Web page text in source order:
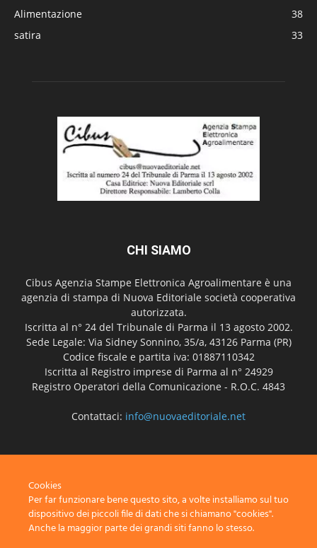
Alimentazione
38
satira
33
CHI SIAMO
Cibus Agenzia Stampe Elettronica Agroalimentare è una
agenzia di stampa di Nuova Editoriale società cooperativa
autorizzata.
Iscritta al n° 24 del Tribunale di Parma il 13 agosto 2002.
Sede Legale: Via Sidney Sonnino, 35/a, 43126 Parma (PR)
Codice fiscale e partita iva: 01887110342
Iscritta al Registro imprese di Parma al n° 24929
Registro Operatori della Comunicazione - R.O.C. 4843
Contattaci: info@nuovaeditoriale.net
Cookies
Per far funzionare bene questo sito, a volte installiamo sul tuo
dispositivo dei piccoli file di dati che si chiamano "cookies".
Anche la maggior parte dei grandi siti fanno lo stesso.